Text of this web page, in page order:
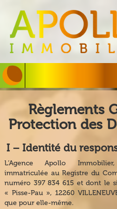
Règlements
Protection des
I − Identité du
L’Agence Apollo
immatriculée au Registre du
numéro 397 834 615 et dont le
« Pisse-Pau », 12260
que pour elle-même.